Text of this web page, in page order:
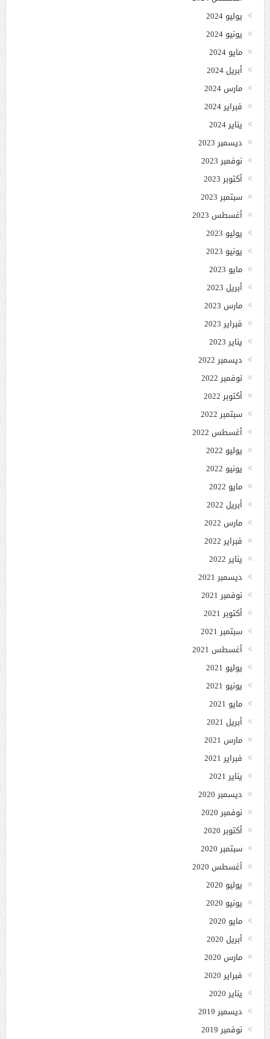
يوليو 2024
يونيو 2024
مايو 2024
أبريل 2024
مارس 2024
فبراير 2024
يناير 2024
ديسمبر 2023
نوفمبر 2023
أكتوبر 2023
سبتمبر 2023
أغسطس 2023
يوليو 2023
يونيو 2023
مايو 2023
أبريل 2023
مارس 2023
فبراير 2023
يناير 2023
ديسمبر 2022
نوفمبر 2022
أكتوبر 2022
سبتمبر 2022
أغسطس 2022
يوليو 2022
يونيو 2022
مايو 2022
أبريل 2022
مارس 2022
فبراير 2022
يناير 2022
ديسمبر 2021
نوفمبر 2021
أكتوبر 2021
سبتمبر 2021
أغسطس 2021
يوليو 2021
يونيو 2021
مايو 2021
أبريل 2021
مارس 2021
فبراير 2021
يناير 2021
ديسمبر 2020
نوفمبر 2020
أكتوبر 2020
سبتمبر 2020
أغسطس 2020
يوليو 2020
يونيو 2020
مايو 2020
أبريل 2020
مارس 2020
فبراير 2020
يناير 2020
ديسمبر 2019
نوفمبر 2019